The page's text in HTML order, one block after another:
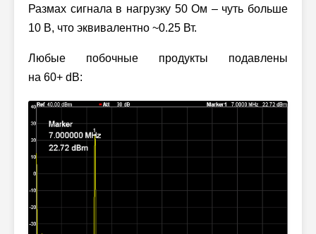
Размах сигнала в нагрузку 50 Ом – чуть больше
10 В, что эквивалентно ~0.25 Вт.
Любые побочные продукты подавлены
на 60+ dB: